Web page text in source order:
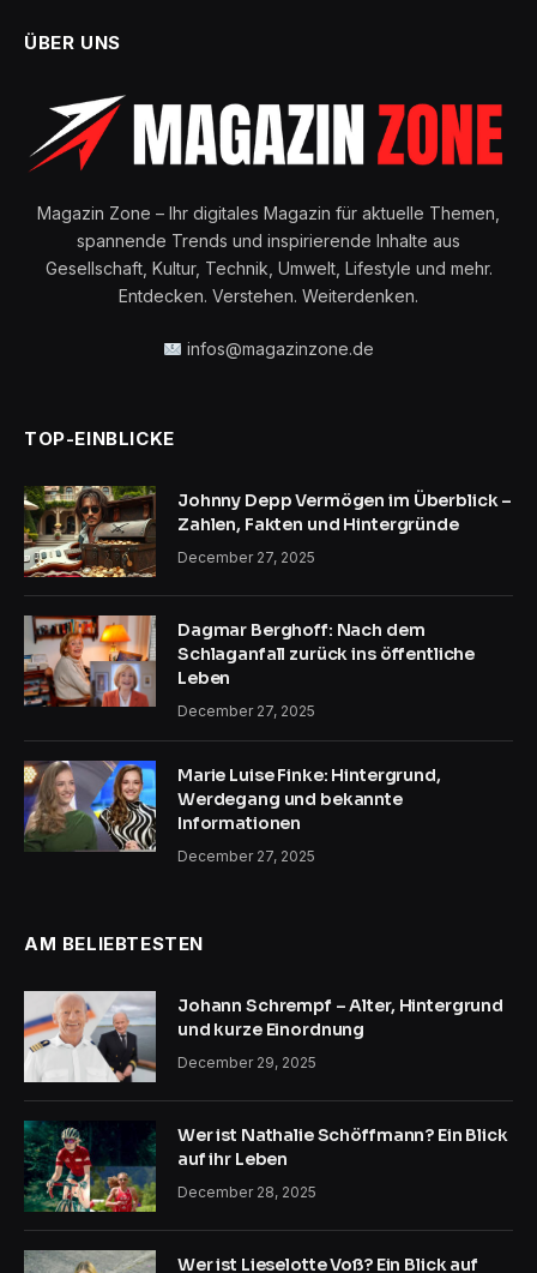
ÜBER UNS
Magazin Zone – Ihr digitales Magazin für aktuelle Themen,
spannende Trends und inspirierende Inhalte aus
Gesellschaft, Kultur, Technik, Umwelt, Lifestyle und mehr.
Entdecken. Verstehen. Weiterdenken.
infos@magazinzone.de
TOP-EINBLICKE
Johnny Depp Vermögen im Überblick –
Zahlen, Fakten und Hintergründe
December 27, 2025
Dagmar Berghoff: Nach dem
Schlaganfall zurück ins öffentliche
Leben
December 27, 2025
Marie Luise Finke: Hintergrund,
Werdegang und bekannte
Informationen
December 27, 2025
AM BELIEBTESTEN
Johann Schrempf – Alter, Hintergrund
und kurze Einordnung
December 29, 2025
Wer ist Nathalie Schöffmann? Ein Blick
auf ihr Leben
December 28, 2025
Wer ist Lieselotte Voß? Ein Blick auf